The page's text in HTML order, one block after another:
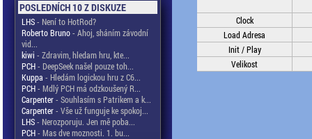
POSLEDNÍCH 10 Z DISKUZE
LHS- Není to HotRod?
Roberto Bruno- Ahoj, sháním závodní
vid...
kiwi - Zdravim, hledam hru, kte...
PCH- DeepSeek našel pouze toh...
Kuppa - Hledám logickou hru z C6...
PCH- Mdlý PCH má odzkoušený R...
Carpenter- Souhlasím s Patrikem a k...
Carpenter- Vše už funguje ke spokoj...
LHS- Nerozporuju. Jen mě poba...
PCH- Mas dve moznosti. 1. bu...
Clock
Load Adresa
Init / Play
Velikost